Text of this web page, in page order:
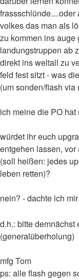
volkes das man als
zu kommen ins auge
landungstruppen ab
direkt ins weltall zu
feld fest sitzt - was
(um sonden/flash via
ich meine die PO
würdet ihr euch
entgehen lassen,
(soll heißen: jedes
leben retten)?
nein? - dachte ich mir
d.h.: bitte
(generalüberholung)
mfg Tom
ps: alle flash gegen